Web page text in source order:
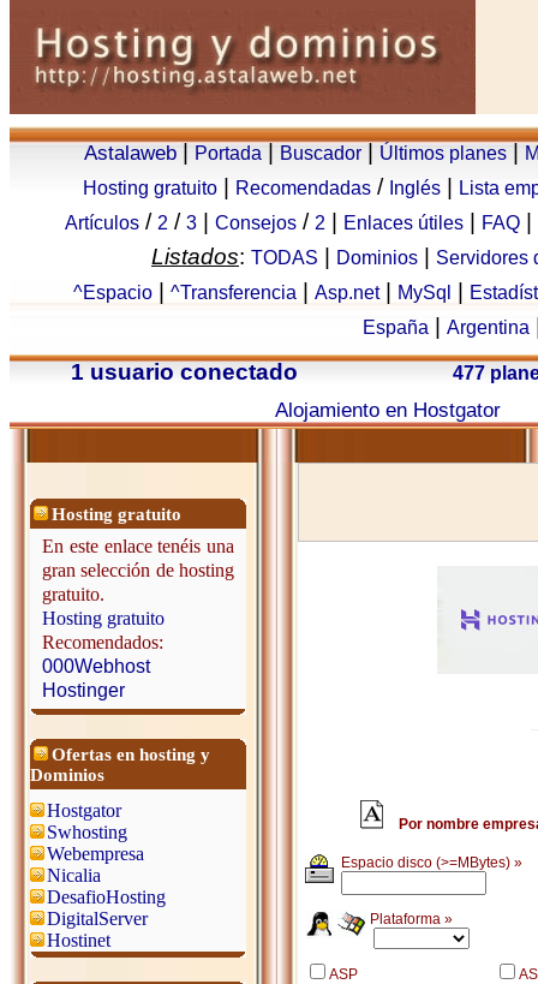
Astalaweb Portada Buscador Últimos planes
Hosting gratuito
Recomendadas / Inglés
Lista
Artículos / 2 / 3 Consejos / 2 Enlaces útiles FAQ
Listados: TODAS Dominios
Servidores
^Espacio
^Transferencia Asp.net| MySql
España
Argentina
1 usuario conectado
477
Alojamiento en Hostgator
Hosting gratuito
En este enlace tenéis una
gran selección de hosting
gratuito.
Hosting gratuito
Recomendados:
000Webhost
Hostinger
Ofertas en hosting y
Dominios
Hostgator
Swhosting
Webempresa
Nicalia
DesafioHosting
DigitalServer
Hostinet
Por nombre
Espacio disco (>=MBytes) »
Plataforma »
ASP